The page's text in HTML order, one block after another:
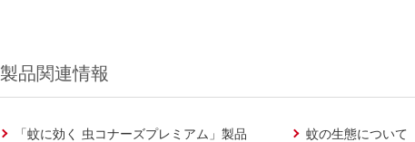
製品関連情報
「蚊に効く 虫コナーズプレミアム」製品
蚊の生態について